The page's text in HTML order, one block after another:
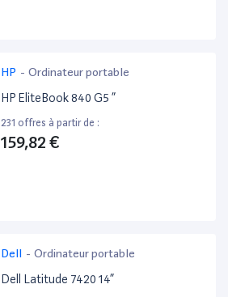
HP - Ordinateur portable
HP EliteBook 840 G5 ”
231 offres à partir de :
159,82 €
Dell - Ordinateur portable
Dell Latitude 7420 14”